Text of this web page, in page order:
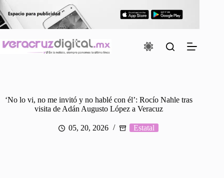
al
contenido
‘No lo vi, no me invitó y no hablé con él’: Rocío Nahle tras
visita de Adán Augusto López a Veracuz
05, 20, 2026 Estatal